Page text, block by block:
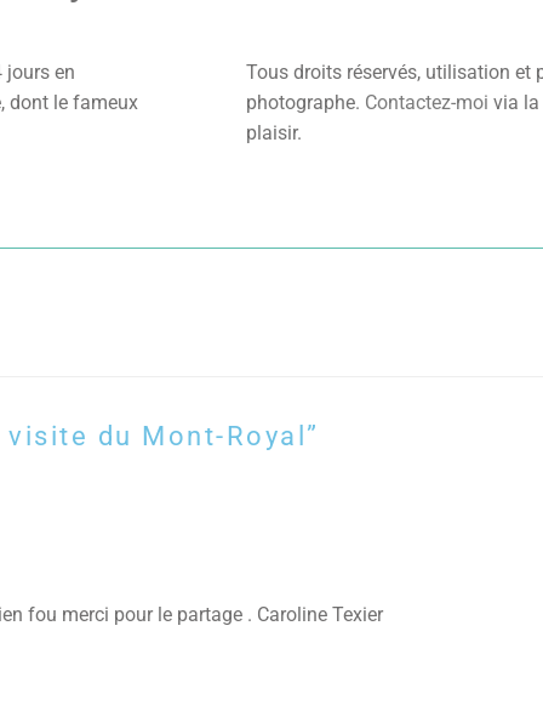
jours en
dont le fameux
Tous droits réservés, utilisation
photographe. Contactez-moi via la
plaisir.
du Mont-Royal”
fou merci pour le partage . Caroline Texier